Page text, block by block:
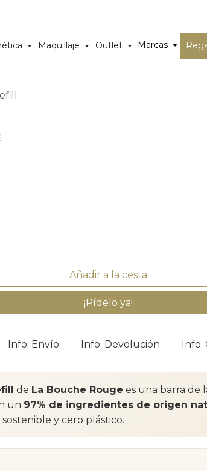
Maquillaje Outlet Marcas
¡Pídelo ya!
Info. Envío Info. Devolución Info.
de La Bouche Rouge es una barra de
un 97% de ingredientes de origen
y cero plástico.